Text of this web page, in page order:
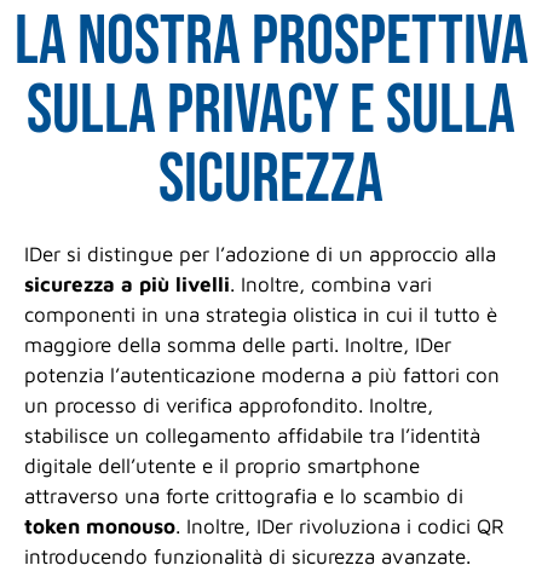
La nostra prospettiva
sulla privacy e sulla
sicurezza
IDer si distingue per l’adozione di un approccio alla
sicurezza a più livelli. Inoltre, combina vari
componenti in una strategia olistica in cui il tutto è
maggiore della somma delle parti. Inoltre, IDer
potenzia l’autenticazione moderna a più fattori con
un processo di verifica approfondito. Inoltre,
stabilisce un collegamento affidabile tra l’identità
digitale dell’utente e il proprio smartphone
attraverso una forte crittografia e lo scambio di
token monouso. Inoltre, IDer rivoluziona i codici QR
introducendo funzionalità di sicurezza avanzate.